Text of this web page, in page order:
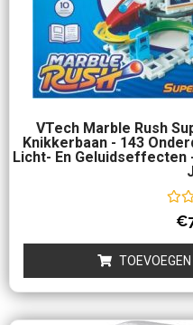
VTech Marble Rush
Knikkerbaan - 143
Licht- En Geluidseffecten
uit
5
€